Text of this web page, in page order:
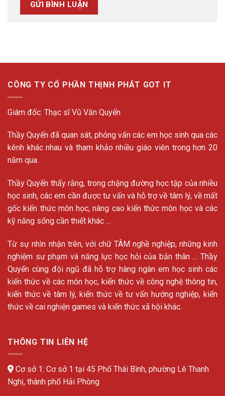
CÔNG TY CỔ PHẦN THỊNH PHÁT GOT IT
Giám đốc: Thạc sĩ Vũ Văn Quyến
Thầy Quyến đã quan sát, phỏng vấn các em học sinh qua các
kênh khác nhau và tham khảo nhiều giáo viên trong hơn 20
năm qua.
Thầy Quyến thấy rằng, trong chặng đường học tập của nhiều
học sinh, các em cần được tư vấn và hỗ trợ về tâm lý, về mất
gốc kiến thức môn học, nâng cao kiến thức môn học và các
kỹ năng sống cần thiết khác …
Từ sự nhìn nhận trên, với chữ TÂM nghề nghiệp, những kinh
nghiệm sư phạm và năng lực học hỏi của bản thân … Thầy
Quyến cùng đội ngũ đã hỗ trợ hàng ngàn em học sinh các
kiến thức về các môn học, kiến thức về công nghệ thông tin,
kiến thức về tâm lý, kiến thức về tư vấn hướng nghiệp, kiến
thức về cai nghiện games và kiến thức xã hội khác.
THÔNG TIN LIÊN HỆ
Cơ sở 1: Cơ sở 1 tại 45 Phố Thái Bình, phường Lê Thanh
Nghị, thành phố Hải Phòng